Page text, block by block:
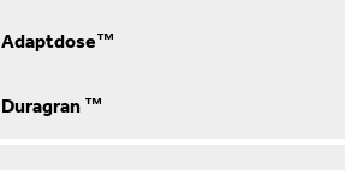
Adaptdose™
Duragran ™